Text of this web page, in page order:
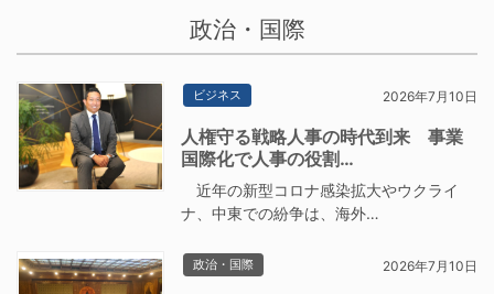
政治・国際
ビジネス 2026年7月10日
人権守る戦略人事の時代到来 事業
国際化で人事の役割…
近年の新型コロナ感染拡大やウクライ
ナ、中東での紛争は、海外…
政治・国際 2026年7月10日